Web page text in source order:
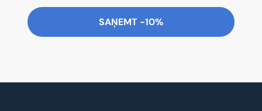
SAŅEMT -10%